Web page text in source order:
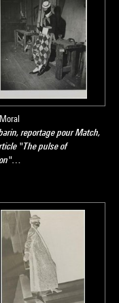
reportage pour Match,
"The pulse of